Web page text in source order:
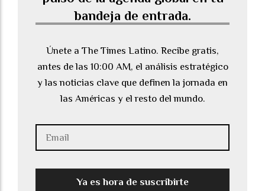
bandeja de entrada.
Únete a The Times Latino. Recibe gratis,
antes de las 10:00 AM, el análisis estratégico
y las noticias clave que definen la jornada en
las Américas y el resto del mundo.
Ya es hora de suscribirte